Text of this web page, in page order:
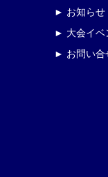
► お知らせ
► 大会イベ
► お問い合